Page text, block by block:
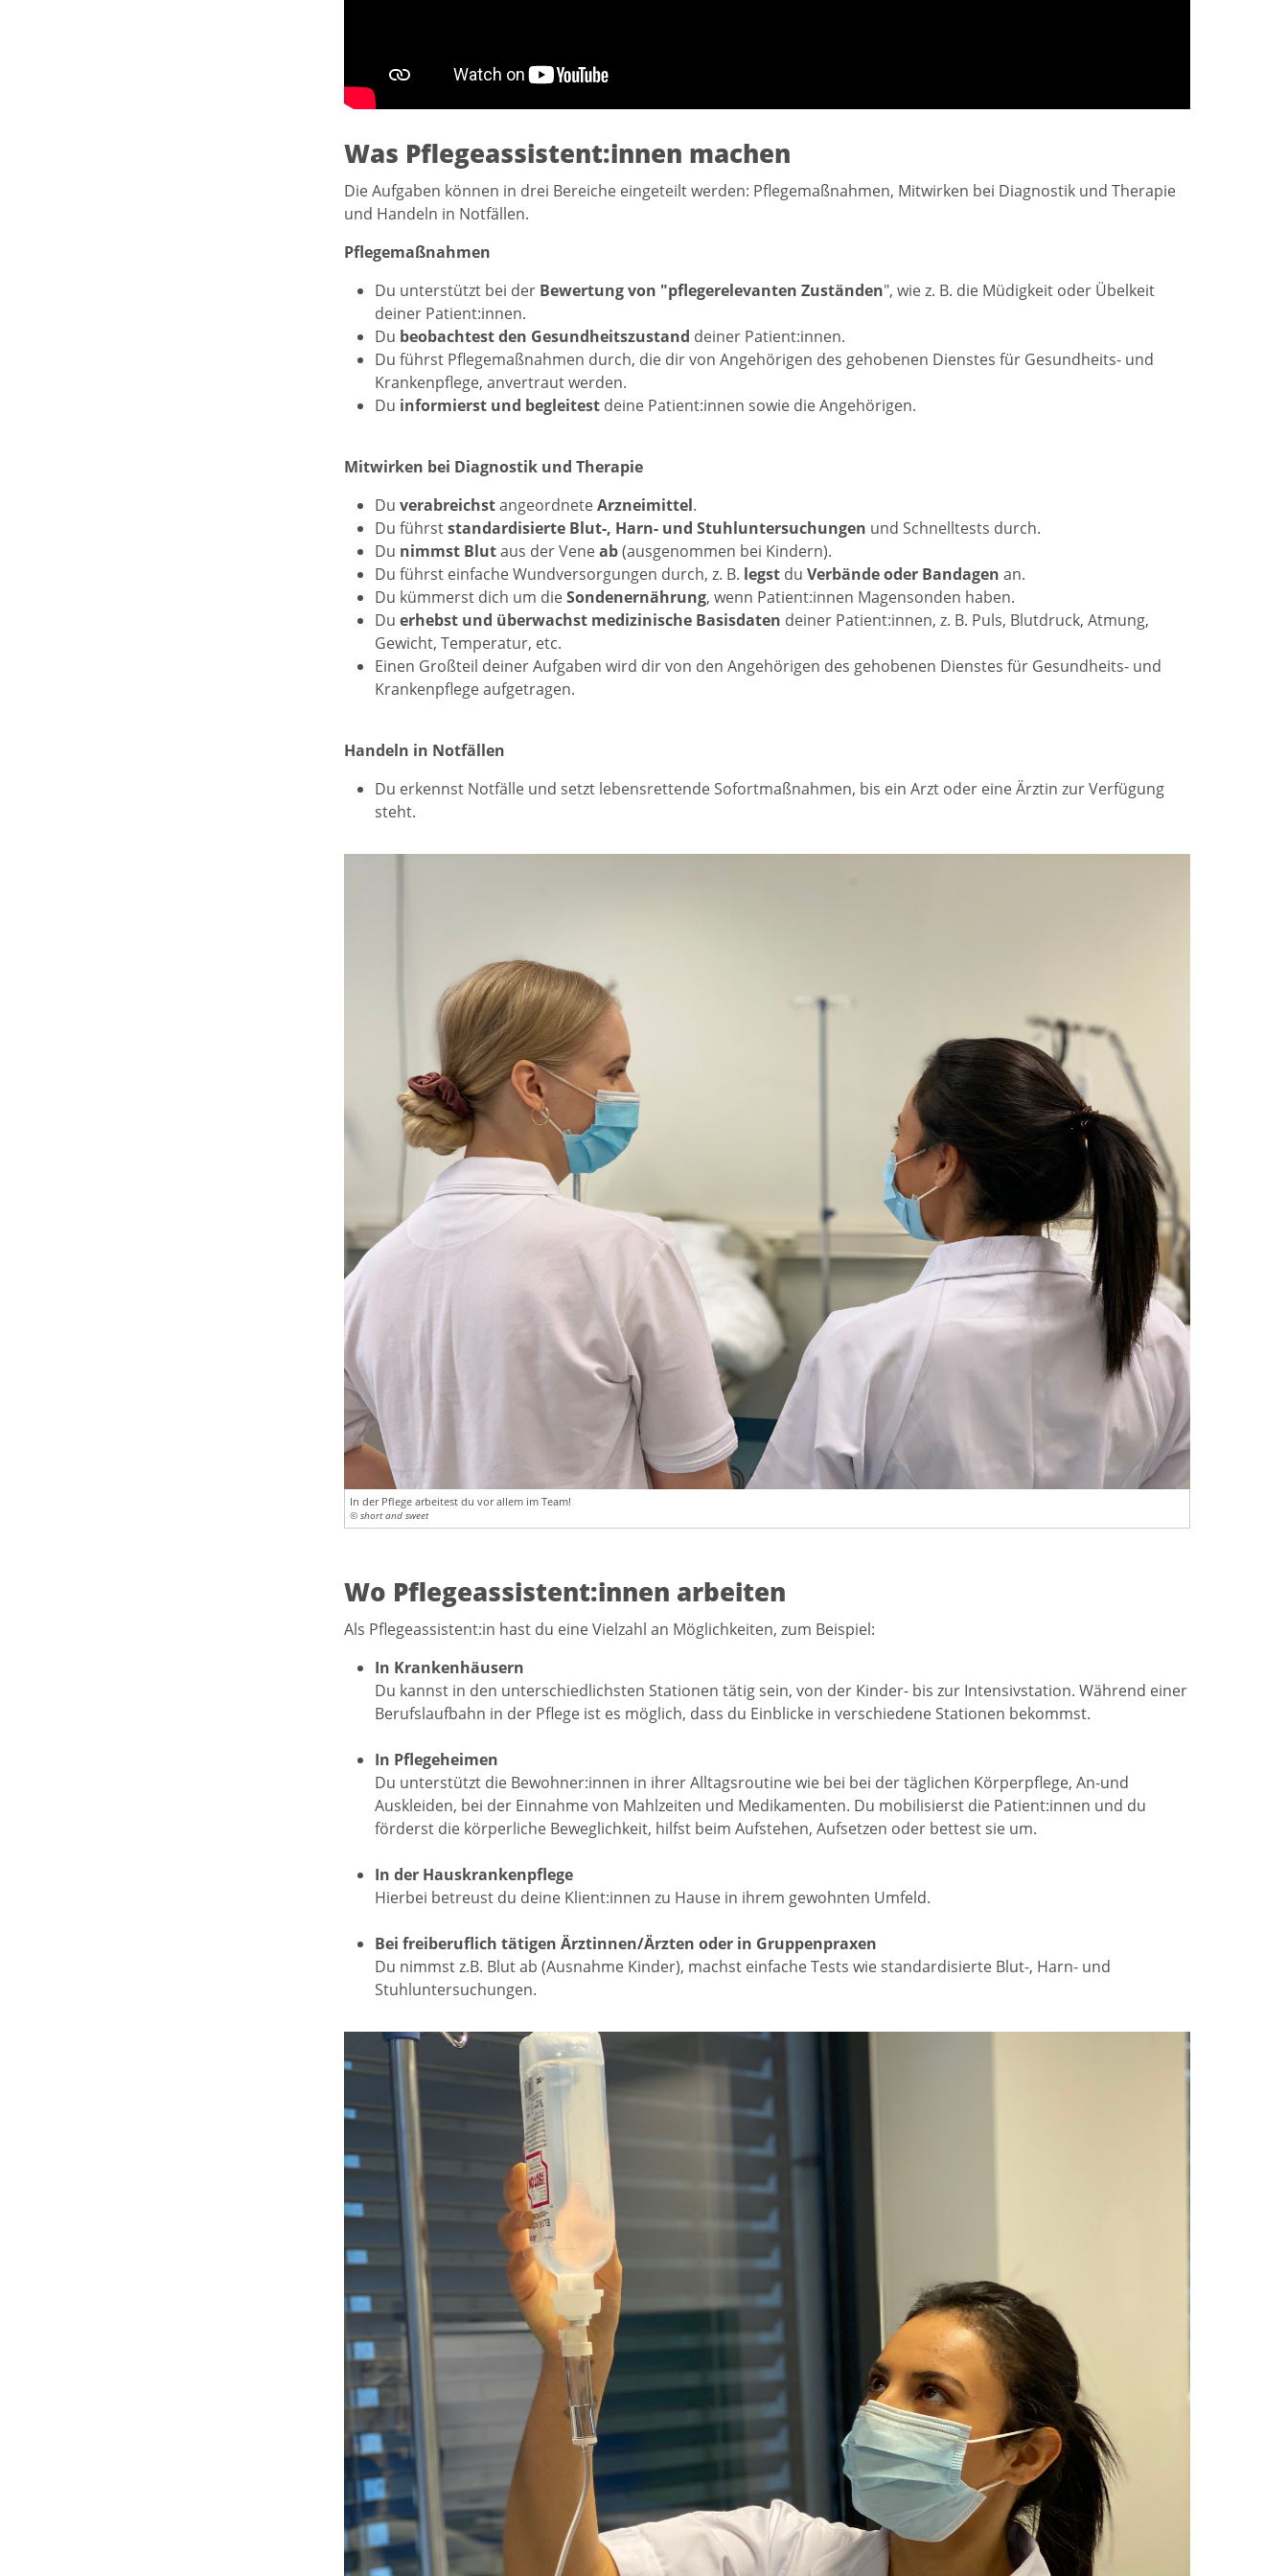
Was Pflegeassistent:innen machen
Die Aufgaben können in drei Bereiche eingeteilt werden: Pflegemaßnahmen, Mitwirken bei Diagnostik und Therapie
und Handeln in Notfällen.
Pflegemaßnahmen
Du unterstützt bei der Bewertung von "pflegerelevanten Zuständen", wie z. B. die Müdigkeit oder Übelkeit
deiner Patient:innen.
Du beobachtest den Gesundheitszustand deiner Patient:innen.
Du führst Pflegemaßnahmen durch, die dir von Angehörigen des gehobenen Dienstes für Gesundheits- und
Krankenpflege, anvertraut werden.
Du informierst und begleitestdeine Patient:innen sowie die Angehörigen.
Mitwirken bei Diagnostik und Therapie
Du verabreichstangeordneteArzneimittel.
Du führststandardisierte Blut-, Harn- und Stuhluntersuchungen und Schnelltests durch.
Du nimmst Blutaus der Veneab(ausgenommen bei Kindern).
Du führst einfache Wundversorgungen durch, z. B. legstdu Verbände oder Bandagen an.
Du kümmerst dich um dieSondenernährung, wenn Patient:innen Magensonden haben.
Du erhebst und überwachst medizinische Basisdaten deiner Patient:innen, z. B. Puls, Blutdruck, Atmung,
Gewicht, Temperatur, etc.
Einen Großteil deiner Aufgaben wird dir von den Angehörigen des gehobenen Dienstes für Gesundheits- und
Krankenpflege aufgetragen.
Handeln in Notfällen
Du erkennst Notfälle und setzt lebensrettende Sofortmaßnahmen, bis ein Arzt oder eine Ärztin zur Verfügung
steht.
In der Pflege arbeitest du vor allem im Team!
© short and sweet
Wo Pflegeassistent:innen arbeiten
Als Pflegeassistent:in hast du eine Vielzahl an Möglichkeiten, zum Beispiel:
In Krankenhäusern
Du kannst in den unterschiedlichsten Stationen tätig sein, von der Kinder- bis zur Intensivstation. Während einer
Berufslaufbahn in der Pflege ist es möglich, dass du Einblicke in verschiedene Stationen bekommst.
In Pflegeheimen
Du unterstützt die Bewohner:innen in ihrer Alltagsroutine wie bei bei der täglichen Körperpflege, An-und
Auskleiden, bei der Einnahme von Mahlzeiten und Medikamenten. Du mobilisierst die Patient:innen und du
förderst die körperliche Beweglichkeit, hilfst beim Aufstehen, Aufsetzen oder bettest sie um.
In der Hauskrankenpflege
Hierbei betreust du deine Klient:innen zu Hause in ihrem gewohnten Umfeld.
Bei freiberuflich tätigen Ärztinnen/Ärzten oder in Gruppenpraxen
Du nimmst z.B. Blut ab (Ausnahme Kinder), machst einfache Tests wie standardisierte Blut-, Harn- und
Stuhluntersuchungen.